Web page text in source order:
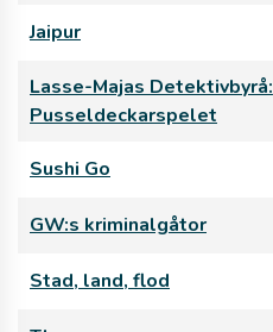
Jaipur
Lasse-Majas Detektivbyrå:
Pusseldeckarspelet
Sushi Go
GW:s kriminalgåtor
Stad, land, flod